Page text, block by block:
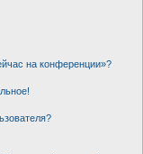
на конференции»?